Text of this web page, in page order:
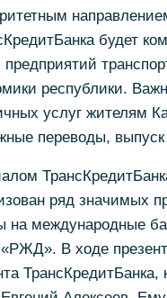
будет
республики.
услуг жителям
переводы, выпуск
ряд значимых
на международные
В ходе